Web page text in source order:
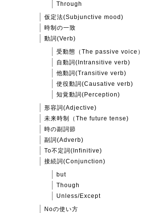
Through
仮定法(Subjunctive mood)
時制の一致
動詞(Verb)
受動態（The passive voice）
自動詞(Intransitive verb)
他動詞(Transitive verb)
使役動詞(Causative verb)
知覚動詞(Perception)
形容詞(Adjective)
未来時制（The future tense)
時の副詞節
副詞(Adverb)
To不定詞(Infinitive)
接続詞(Conjunction)
but
Though
Unless/Except
Noの使い方